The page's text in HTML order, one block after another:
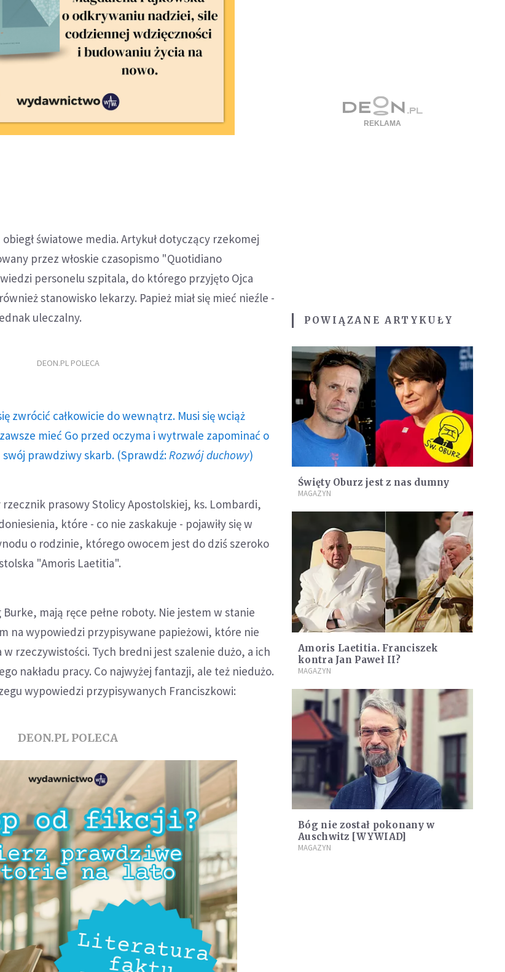
światowe media. Artykuł dotyczący rzekomej
przez włoskie czasopismo "Quotidiano
personelu szpitala, do którego przyjęto Ojca
stanowisko lekarzy. Papież miał się mieć nieźle -
uleczalny.
DEON.PL POLECA
zwrócić całkowicie do wewnątrz. Musi się wciąż
mieć Go przed oczyma i wytrwale zapominać o
prawdziwy skarb. (Sprawdź: Rozwój duchowy)
prasowy Stolicy Apostolskiej, ks. Lombardi,
które - co nie zaskakuje - pojawiły się w
o rodzinie, którego owocem jest do dziś szeroko
"Amoris Laetitia".
mają ręce pełne roboty. Nie jestem w stanie
na wypowiedzi przypisywane papieżowi, które nie
w rzeczywistości. Tych bredni jest szalenie dużo, a ich
nakładu pracy. Co najwyżej fantazji, ale też niedużo.
wypowiedzi przypisywanych Franciszkowi:
DEON.PL POLECA
POWIĄZANE ARTYKUŁY
Święty Oburz jest z nas dumny
MAGAZYN
Amoris Laetitia. Franciszek
kontra Jan Paweł II?
MAGAZYN
Bóg nie został pokonany w
Auschwitz [WYWIAD]
MAGAZYN